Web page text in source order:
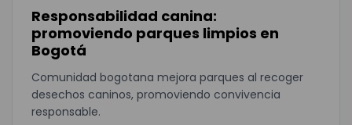
Responsabilidad canina:
promoviendo parques limpios en
Bogotá
Comunidad bogotana mejora parques al recoger
desechos caninos, promoviendo convivencia
responsable.